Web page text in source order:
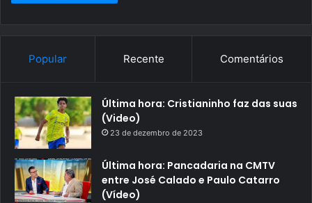
Popular Recente Comentários
Última hora: Cristianinho faz das suas
(Video)
23 de dezembro de 2023
Última hora: Pancadaria na CMTV
entre José Calado e Paulo Catarro
(Vídeo)